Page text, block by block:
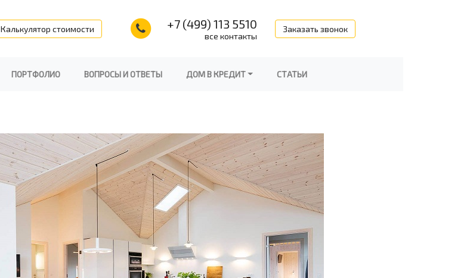
Калькулятор стоимости +7 (499) 113 5510
все контакты
Заказать звонок
ПОРТФОЛИО ВОПРОСЫ И ОТВЕТЫ ДОМ В КРЕДИТ СТАТЬИ